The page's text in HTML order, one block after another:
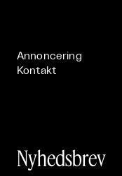
Annoncering
Kontakt
Nyhedsbrev